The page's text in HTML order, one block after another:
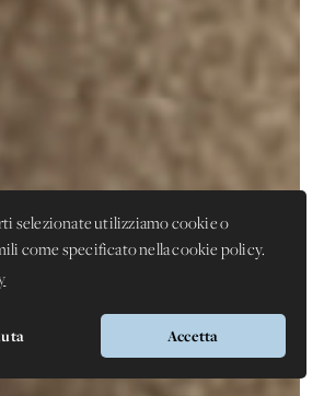
selezionate utilizziamo cookie o
come specificato nella cookie policy.
Accetta